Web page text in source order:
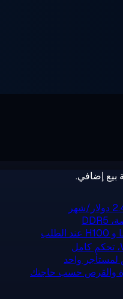
واحد
والقرص حسب حاجتك